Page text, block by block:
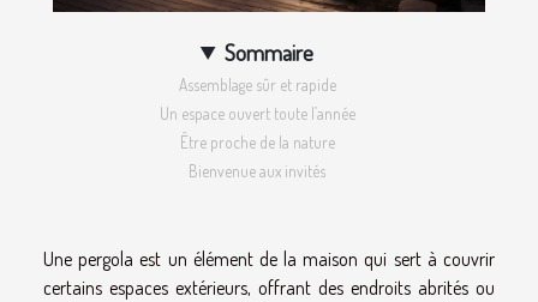
Sommaire
Assemblage sûr et rapide
Un espace ouvert toute l’année
Être proche de la nature
Bienvenue aux invités
Une pergola est un élément de la maison qui sert à couvrir
certains espaces extérieurs, offrant des endroits abrités ou